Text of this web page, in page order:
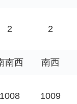
2 2
南西 南西
1008 1009